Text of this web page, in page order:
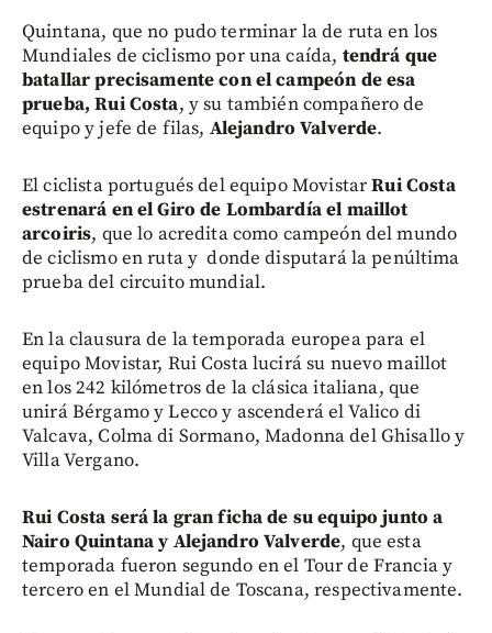
Quintana, que no pudo terminar la de ruta en los
Mundiales de ciclismo por una caída, tendrá que
batallar precisamente con el campeón de esa
prueba, Rui Costa, y su también compañero de
equipo y jefe de filas, Alejandro Valverde.
El ciclista portugués del equipo MovistarRui Costa
estrenará en el Giro de Lombardía el maillot
arcoiris, que lo acredita como campeón del mundo
de ciclismo en ruta y donde disputará la penúltima
prueba del circuito mundial.
En la clausura de la temporada europea para el
equipo Movistar, Rui Costa lucirá su nuevo maillot
en los 242 kilómetros de la clásica italiana, que
unirá Bérgamo y Lecco y ascenderá el Valico di
Valcava, Colma di Sormano, Madonna del Ghisallo y
Villa Vergano.
Rui Costa será la gran ficha de su equipo junto a
Nairo Quintana y Alejandro Valverde, que esta
temporada fueron segundo en el Tour de Francia y
tercero en el Mundial de Toscana, respectivamente.